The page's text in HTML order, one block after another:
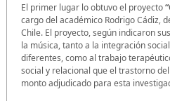
El primer lugar lo obtuvo el proyecto
cargo del académico Rodrigo Cádiz,
Chile. El proyecto, según indicaron
la música, tanto a la integración
diferentes, como al trabajo
social y relacional que el trastorno
monto adjudicado para esta